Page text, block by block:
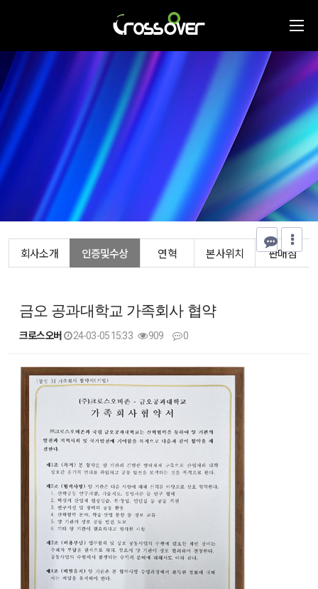
회사소개 인증및수상 연혁 본사위치 판매점
금오 공과대학교 가족회사 협약
크로스오버 24-03-05 15:33 909 0
본문